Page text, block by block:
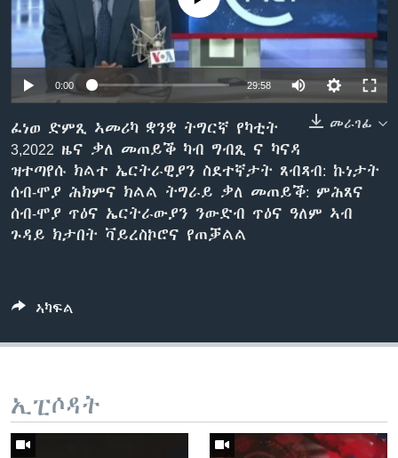
ቂሔ ጽልሚ
ቋንቋታት
0:00 29:58
መራገፊ
ፈነወ ድምጺ ኣመሪካ ቋንቋ ትግርኛ የካቲት
3,2022 ዜና ቃለ መጠይቕ ካብ ግብጺ ና ካናዳ
ዝተጣየሱ ክልተ ኤርትራዊያን ስደተኛታት ጸብጻብ: ኩነታት
ሰብ-ሞያ ሕክምና ክልል ትግራይ ቃለ መጠይቕ: ምሕጸና
ሰብ-ሞያ ጥዕና ኤርትራውያን ንውድብ ጥዕና ዓለም ኣብ
ጉዳይ ክታበት ቫይረስኮሮና የጠቓልል
ኣካፍል
ኢፒሶዳት